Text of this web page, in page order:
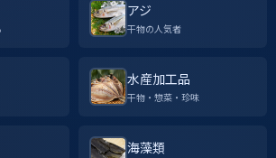
アジ
干物の人気者
水産加工品
干物・惣菜・珍味
海藻類